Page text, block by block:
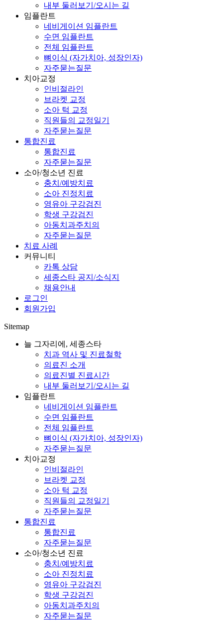
내부 둘러보기/오시는 길
임플란트
네비게이션 임플란트
수면 임플란트
전체 임플란트
뼈이식 (자가치아, 성장인자)
자주묻는질문
치아교정
인비절라인
브라켓 교정
소아 턱 교정
직원들의 교정일기
자주묻는질문
통합진료
통합진료
자주묻는질문
소아/청소년 진료
충치/예방치료
소아 진정치료
영유아 구강검진
학생 구강검진
아동치과주치의
자주묻는질문
치료 사례
커뮤니티
카톡 상담
세종스타 공지/소식지
채용안내
로그인
회원가입
Sitemap
늘 그자리에, 세종스타
치과 역사 및 진료철학
의료진 소개
의료진별 진료시간
내부 둘러보기/오시는 길
임플란트
네비게이션 임플란트
수면 임플란트
전체 임플란트
뼈이식 (자가치아, 성장인자)
자주묻는질문
치아교정
인비절라인
브라켓 교정
소아 턱 교정
직원들의 교정일기
자주묻는질문
통합진료
통합진료
자주묻는질문
소아/청소년 진료
충치/예방치료
소아 진정치료
영유아 구강검진
학생 구강검진
아동치과주치의
자주묻는질문